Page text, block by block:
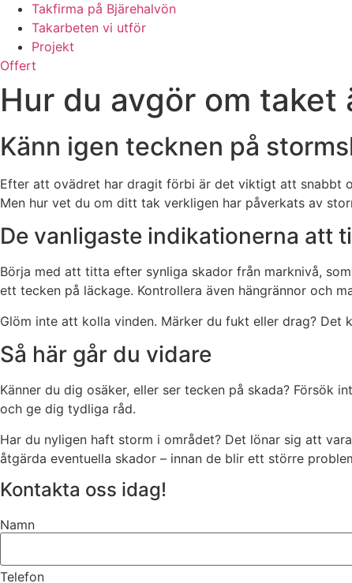
Takfirma på Bjärehalvön
Takarbeten vi utför
Projekt
Offert
Hur du avgör om
Känn igen tecknen på
Efter att ovädret har dragit förbi är det viktigt att snabbt
Men hur vet du om ditt tak verkligen har påverkats av
De vanligaste indikationerna att
Börja med att titta efter synliga skador från marknivå,
ett tecken på läckage. Kontrollera även hängrännor och
Glöm inte att kolla vinden. Märker du fukt eller drag?
Så här går du vidare
Känner du dig osäker, eller ser tecken på skada?
och ge dig tydliga råd.
Har du nyligen haft storm i området? Det lönar sig att
åtgärda eventuella skador – innan de blir ett större
Kontakta oss idag!
Namn
Telefon